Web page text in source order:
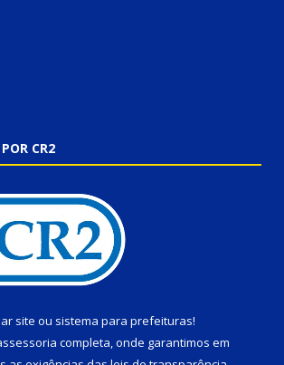
CR2
site ou sistema para prefeituras!
completa, onde garantimos em